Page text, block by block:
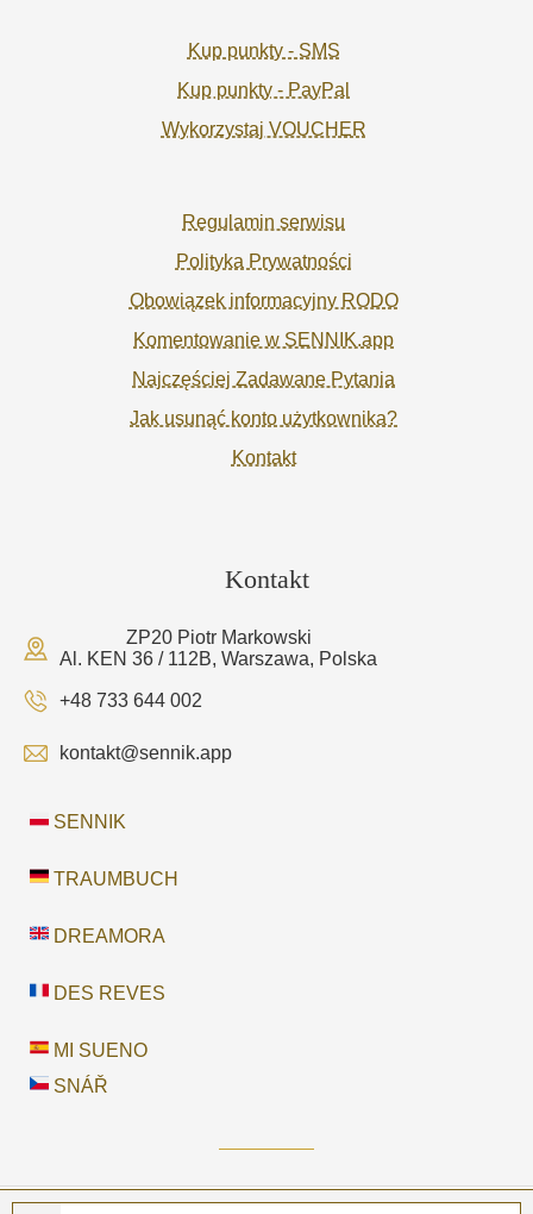
Kup punkty - SMS
Kup punkty - PayPal
Wykorzystaj VOUCHER
Regulamin serwisu
Polityka Prywatności
Obowiązek informacyjny RODO
Komentowanie w SENNIK.app
Najczęściej Zadawane Pytania
Jak usunąć konto użytkownika?
Kontakt
Kontakt
ZP20 Piotr Markowski
Al. KEN 36 / 112B, Warszawa, Polska
+48 733 644 002
kontakt@sennik.app
SENNIK
TRAUMBUCH
DREAMORA
DES REVES
MI SUENO
SNÁŘ